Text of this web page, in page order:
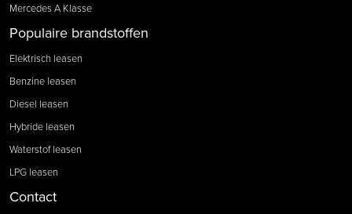
Mercedes A Klasse
Populaire brandstoffen
Elektrisch leasen
Benzine leasen
Diesel leasen
Hybride leasen
Waterstof leasen
LPG leasen
Contact